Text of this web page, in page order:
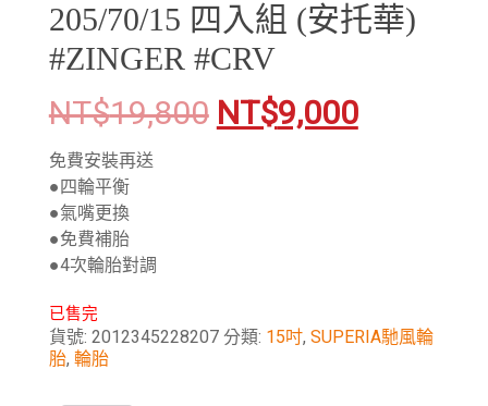
205/70/15 四入組 (安托華)
#ZINGER #CRV
NT$19,800 NT$9,000
免費安裝再送
●四輪平衡
●氣嘴更換
●免費補胎
●4次輪胎對調
已售完
貨號: 2012345228207 分類: 15吋, SUPERIA馳風輪
胎, 輪胎